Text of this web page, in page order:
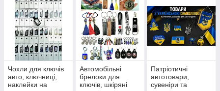
Чохли для ключів
авто, ключниці,
наклейки на
Автомобільні
брелоки для
ключів, шкіряні
Патріотичні
автотовари,
сувеніри та